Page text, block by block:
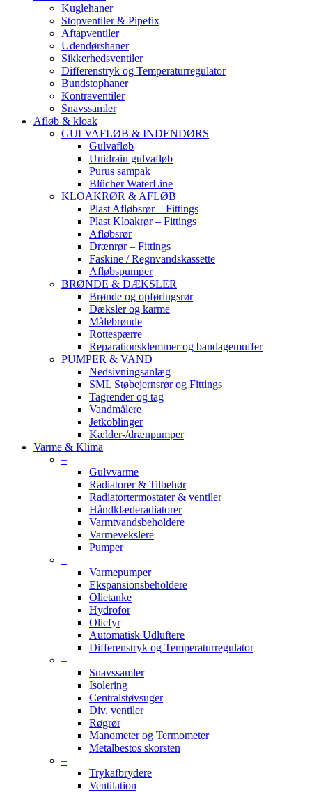
Kuglehaner
Stopventiler & Pipefix
Aftapventiler
Udendørshaner
Sikkerhedsventiler
Differenstryk og Temperaturregulator
Bundstophaner
Kontraventiler
Snavssamler
Afløb & kloak
GULVAFLØB & INDENDØRS
Gulvafløb
Unidrain gulvafløb
Purus sampak
Blücher WaterLine
KLOAKRØR & AFLØB
Plast Afløbsrør – Fittings
Plast Kloakrør – Fittings
Afløbsrør
Drænrør – Fittings
Faskine / Regnvandskassette
Afløbspumper
BRØNDE & DÆKSLER
Brønde og opføringsrør
Dæksler og karme
Målebrønde
Rottespærre
Reparationsklemmer og bandagemuffer
PUMPER & VAND
Nedsivningsanlæg
SML Støbejernsrør og Fittings
Tagrender og tag
Vandmålere
Jetkoblinger
Kælder-/drænpumper
Varme & Klima
–
Gulvvarme
Radiatorer & Tilbehør
Radiatortermostater & ventiler
Håndklæderadiatorer
Varmtvandsbeholdere
Varmevekslere
Pumper
–
Varmepumper
Ekspansionsbeholdere
Olietanke
Hydrofor
Oliefyr
Automatisk Udluftere
Differenstryk og Temperaturregulator
–
Snavssamler
Isolering
Centralstøvsuger
Div. ventiler
Røgrør
Manometer og Termometer
Metalbestos skorsten
–
Trykafbrydere
Ventilation